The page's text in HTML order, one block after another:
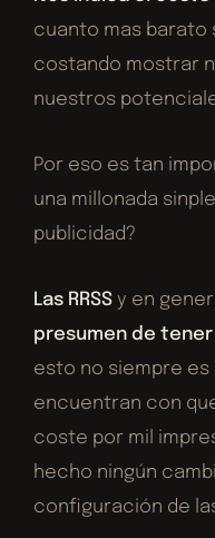
cuanto mas barato
costando mostrar
nuestros
Por eso es tan
una millonada
publicidad?
Las RRSS y en
presumen de tener
esto no siempre es
encuentran con
coste por mil
hecho ningún
configuración de